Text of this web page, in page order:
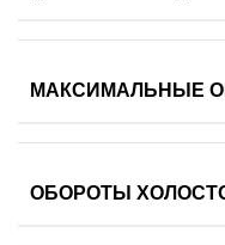
МАКСИМАЛЬНЫЕ
ОБОРОТЫ